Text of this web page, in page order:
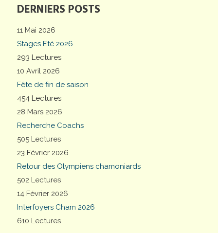
DERNIERS POSTS
11 Mai 2026
Stages Eté 2026
293 Lectures
10 Avril 2026
Fête de fin de saison
454 Lectures
28 Mars 2026
Recherche Coachs
505 Lectures
23 Février 2026
Retour des Olympiens chamoniards
502 Lectures
14 Février 2026
Interfoyers Cham 2026
610 Lectures